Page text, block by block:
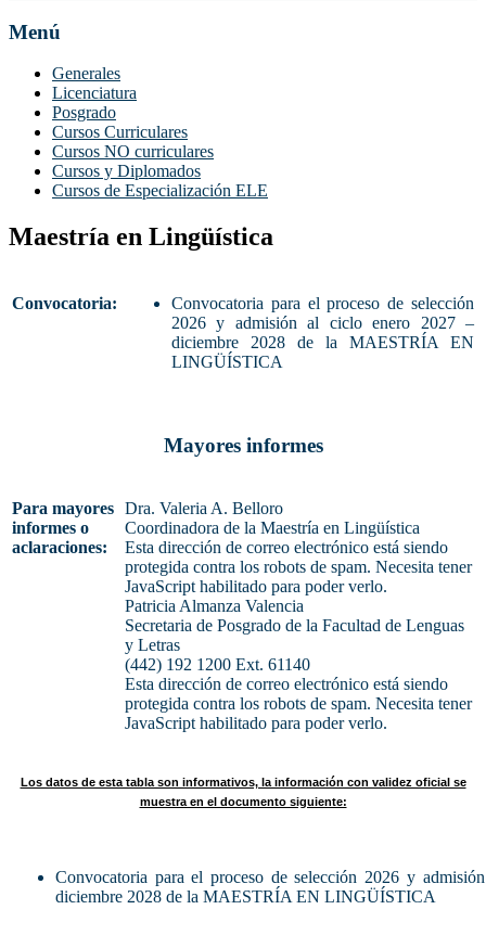
Menú
Generales
Licenciatura
Posgrado
Cursos Curriculares
Cursos NO curriculares
Cursos y Diplomados
Cursos de Especialización ELE
Maestría en Lingüística
Convocatoria:
Convocatoria para el proceso de selección
2026 y admisión al ciclo enero 2027 –
diciembre 2028 de la MAESTRÍA EN
LINGÜÍSTICA
Mayores informes
Para mayores
informes o
aclaraciones:
Dra. Valeria A. Belloro
Coordinadora de la Maestría en Lingüística
Esta dirección de correo electrónico está siendo
protegida contra los robots de spam. Necesita tener
JavaScript habilitado para poder verlo.
Patricia Almanza Valencia
Secretaria de Posgrado de la Facultad de Lenguas
y Letras
(442) 192 1200 Ext. 61140
Esta dirección de correo electrónico está siendo
protegida contra los robots de spam. Necesita tener
JavaScript habilitado para poder verlo.
Los datos de esta tabla son informativos, la información con validez oficial se
muestra en el documento siguiente:
Convocatoria para el proceso de selección 2026 y
diciembre 2028 de la MAESTRÍA EN LINGÜÍSTICA